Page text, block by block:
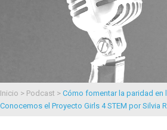
Inicio > Podcast > Cómo fomentar la paridad en
Conocemos el Proyecto Girls 4 STEM por Silvia